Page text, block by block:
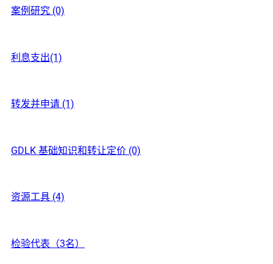
案例研究 (0)
利息支出(1)
转发并申请 (1)
GDLK 基础知识和转让定价 (0)
资源工具 (4)
检验代表（3名）